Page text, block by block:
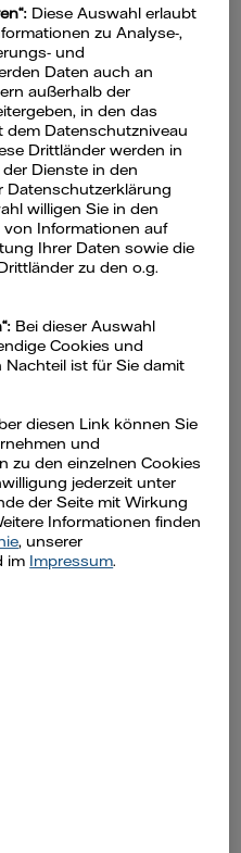
als
für
und CO2-Preise
Druck auf
Energieeffizienz
zunehmend zu
Hebel, um den
erhalten Sie
praxisnahen
erkennen und
können.
ansehen
Diese Auswahl erlaubt
zu Analyse-,
und
Daten auch an
außerhalb der
in den das
Datenschutzniveau
Drittländer werden in
Dienste in den
Datenschutzerklärung
willigen Sie in den
Informationen auf
Ihrer Daten sowie die
zu den o.g.
Bei dieser Auswahl
Cookies und
Nachteil ist für Sie damit
diesen Link können Sie
und
zu den einzelnen Cookies
jederzeit unter
der Seite mit Wirkung
Informationen finden
, unserer
im Impressum.